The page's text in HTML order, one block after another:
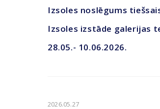
Izsoles noslēgums
Izsoles izstāde galerijas
28.05.- 10.06.2026.
2026.05.27